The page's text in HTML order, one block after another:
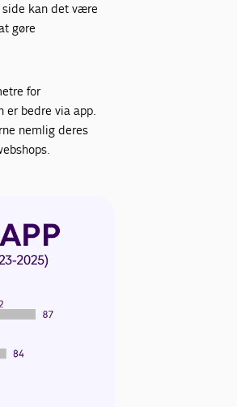
side kan det være
gøre
for
er bedre via app.
nemlig deres